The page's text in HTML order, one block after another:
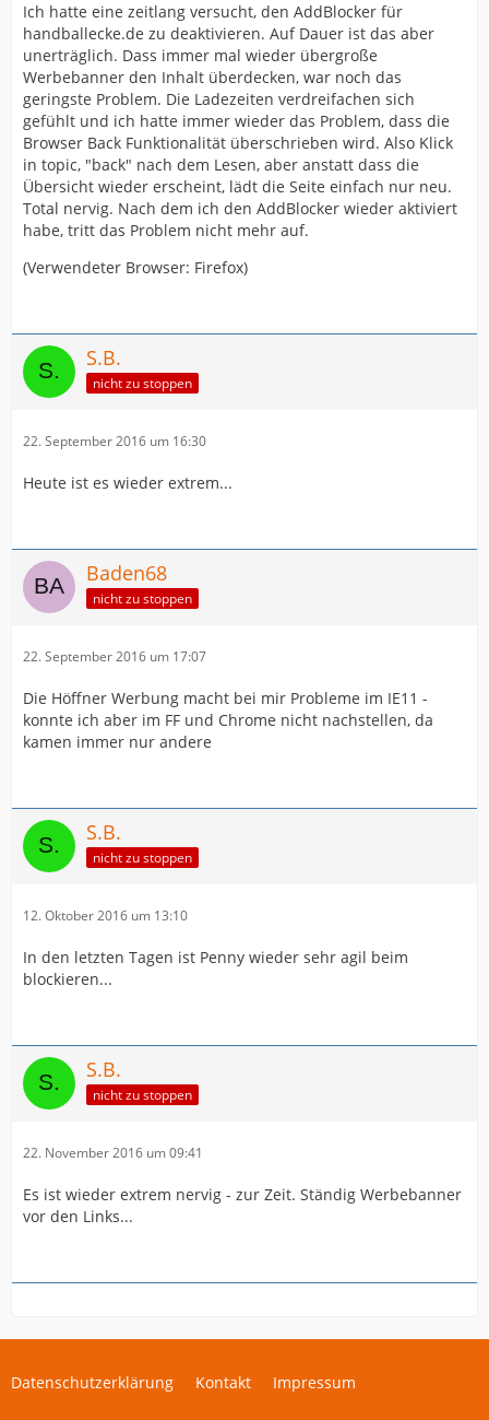
Ich hatte eine zeitlang versucht, den AddBlocker für
handballecke.de zu deaktivieren. Auf Dauer ist das aber
unerträglich. Dass immer mal wieder übergroße
Werbebanner den Inhalt überdecken, war noch das
geringste Problem. Die Ladezeiten verdreifachen sich
gefühlt und ich hatte immer wieder das Problem, dass die
Browser Back Funktionalität überschrieben wird. Also Klick
in topic, "back" nach dem Lesen, aber anstatt dass die
Übersicht wieder erscheint, lädt die Seite einfach nur neu.
Total nervig. Nach dem ich den AddBlocker wieder aktiviert
habe, tritt das Problem nicht mehr auf.
(Verwendeter Browser: Firefox)
S.B.
nicht zu stoppen
22. September 2016 um 16:30
Heute ist es wieder extrem...
Baden68
nicht zu stoppen
22. September 2016 um 17:07
Die Höffner Werbung macht bei mir Probleme im IE11 -
konnte ich aber im FF und Chrome nicht nachstellen, da
kamen immer nur andere
S.B.
nicht zu stoppen
12. Oktober 2016 um 13:10
In den letzten Tagen ist Penny wieder sehr agil beim
blockieren...
S.B.
nicht zu stoppen
22. November 2016 um 09:41
Es ist wieder extrem nervig - zur Zeit. Ständig Werbebanner
vor den Links...
Datenschutzerklärung Kontakt Impressum